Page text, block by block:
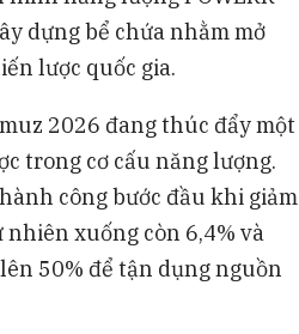
dựng bể chứa nhằm mở
lược quốc gia.
2026 đang thúc đẩy một
trong cơ cấu năng lượng.
công bước đầu khi giảm
xuống còn 6,4% và
50% để tận dụng nguồn